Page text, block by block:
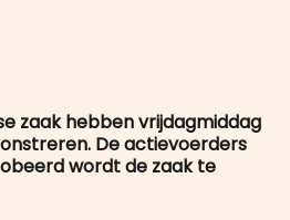
zaak hebben vrijdagmiddag
De actievoerders
wordt de zaak te